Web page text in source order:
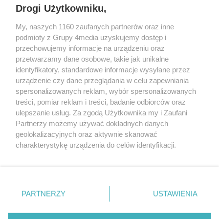
Redakcja Reklama Prywatność
Praca Łódź
the:protocol
Facebook.com
Youtube.com
Drogi Użytkowniku,
My, naszych 1160 zaufanych partnerów oraz inne
podmioty z Grupy 4media uzyskujemy dostęp i
przechowujemy informacje na urządzeniu oraz
przetwarzamy dane osobowe, takie jak unikalne
identyfikatory, standardowe informacje wysyłane przez
urządzenie czy dane przeglądania w celu zapewniania
spersonalizowanych reklam, wybór spersonalizowanych
treści, pomiar reklam i treści, badanie odbiorców oraz
ulepszanie usług. Za zgodą Użytkownika my i Zaufani
Partnerzy możemy używać dokładnych danych
geolokalizacyjnych oraz aktywnie skanować
charakterystykę urządzenia do celów identyfikacji.
zmienić/wycofać klikając przycisk ustawień prywatności
znajdujący się w lewym dolnym rogu strony
. Niektóre
PARTNERZY USTAWIENIA